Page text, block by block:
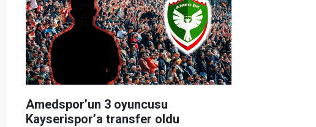
Amedspor’un 3 oyuncusu
Kayserispor’a transfer oldu